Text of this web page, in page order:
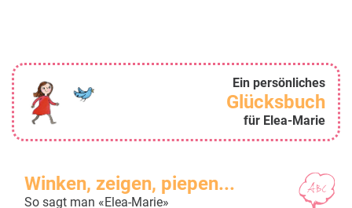
Ein persönliches
Glücksbuch
für Elea-Marie
Winken, zeigen, piepen...
So sagt man «Elea-Marie»